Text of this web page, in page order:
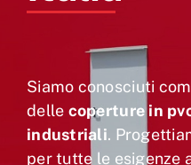
Siamo conosciuti
delle coperture in
industriali.
per tutte le esigenze